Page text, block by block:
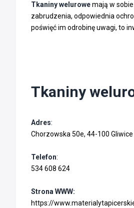
Tkaniny welurowemają w
zabrudzenia, odpowiednia
poświęć im odrobinę uwagi, to
Tkaniny
Adres:
Chorzowska 50e, 44-100 Gliwice
Telefon:
534 608 624
Strona WWW:
https://